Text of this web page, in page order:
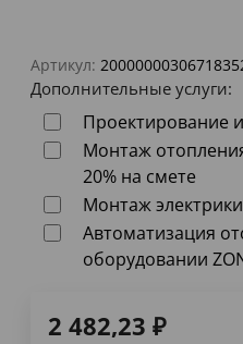
Артикул:
Дополнительные услуги:
Проектирование
Монтаж
20% на смете
Монтаж
Автоматизация
оборудовании
2 482,23 ₽